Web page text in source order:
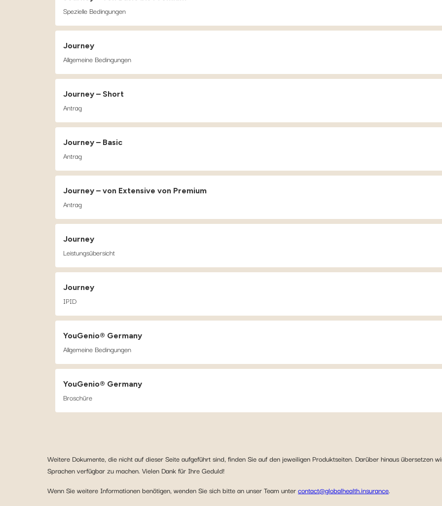
Spezielle Bedingungen
Journey
Allgemeine Bedingungen
Journey – Short
Antrag
Journey – Basic
Antrag
Journey – von Extensive von Premium
Antrag
Journey
Leistungsübersicht
Journey
IPID
YouGenio® Germany
Allgemeine Bedingungen
YouGenio® Germany
Broschüre
Weitere Dokumente, die nicht auf dieser Seite aufgeführt sind, finden Sie auf den jeweiligen Produktseiten. Darüber hinaus übersetzen
Sprachen verfügbar zu machen. Vielen Dank für Ihre Geduld!
Wenn Sie weitere Informationen benötigen, wenden Sie sich bitte an unser Team untercontact@globalhealth.insurance.